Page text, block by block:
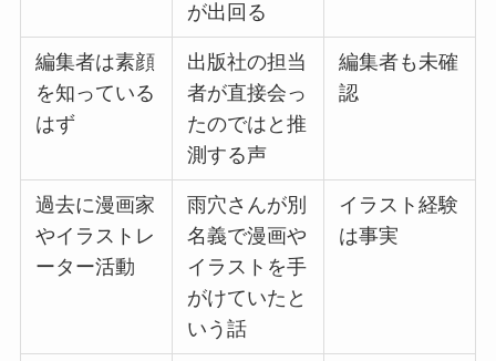
が出回る
編集者は素顔
を知っている
はず
出版社の担当
者が直接会っ
たのではと推
測する声
編集者も未確
認
過去に漫画家
やイラストレ
ーター活動
雨穴さんが別
名義で漫画や
イラストを手
がけていたと
いう話
イラスト経験
は事実